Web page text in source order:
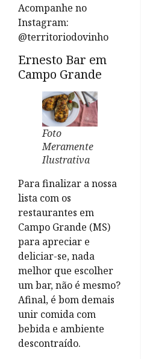
Acompanhe no
Instagram:
@territoriodovinho
Ernesto Bar em
Campo Grande
Foto
Meramente
Ilustrativa
Para finalizar a nossa
lista com os
restaurantes em
Campo Grande (MS)
para apreciar e
deliciar-se, nada
melhor que escolher
um bar, não é mesmo?
Afinal, é bom demais
unir comida com
bebida e ambiente
descontraído.